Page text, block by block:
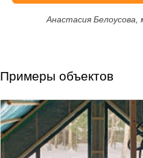
Анастасия
Примеры объектов